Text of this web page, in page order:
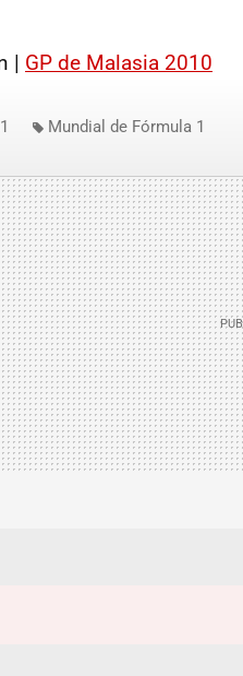
| GP de Malasia 2010
Mundial de Fórmula 1